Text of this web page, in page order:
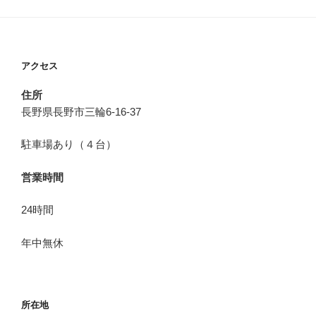
アクセス
住所
長野県長野市三輪6-16-37
駐車場あり（４台）
営業時間
24時間
年中無休
所在地